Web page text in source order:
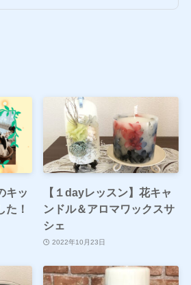
キッ
た！
【１dayレッスン】花キャ
ンドル＆アロマワックスサ
シェ
2022年10月23日